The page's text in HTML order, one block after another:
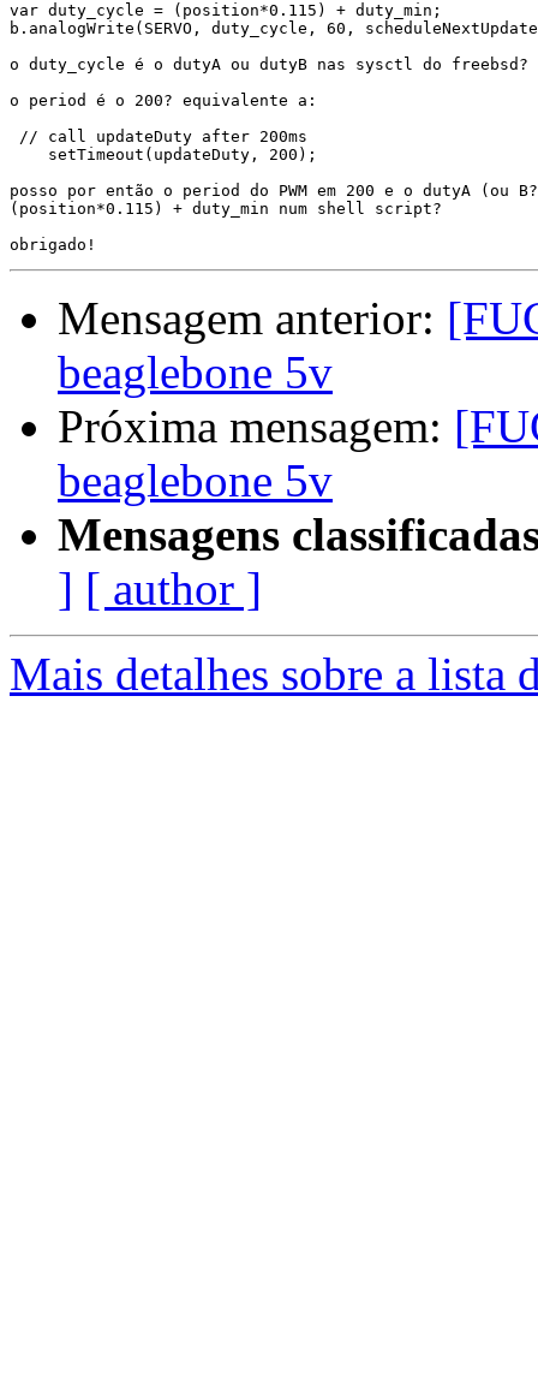
var duty_cycle = (position*0.115) + duty_min;
b.analogWrite(SERVO, duty_cycle, 60,
o duty_cycle é o dutyA ou dutyB nas sysctl do freebsd?
o period é o 200? equivalente a:
// call updateDuty after 200ms
    setTimeout(updateDuty, 200);
posso por então o period do PWM em 200 e o dutyA (ou
(position*0.115) + duty_min num shell script?
Mensagem anterior:
beaglebone 5v
Próxima mensagem:
beaglebone 5v
Mensagens
] [ author ]
Mais detalhes sobre a lista